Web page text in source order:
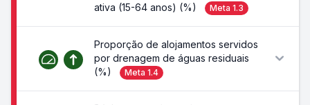
ativa (15-64 anos) (%)
Meta 1.3
Proporção de alojamentos servidos
por drenagem de águas residuais
(%)
Meta 1.4